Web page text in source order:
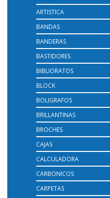
ARTISTICA
BANDAS
BANDERAS
BASTIDORES
BIBLIORATOS
BLOCK
BOLIGRAFOS
BRILLANTINAS
BROCHES
CAJAS
CALCULADORA
CARBONICOS
CARPETAS